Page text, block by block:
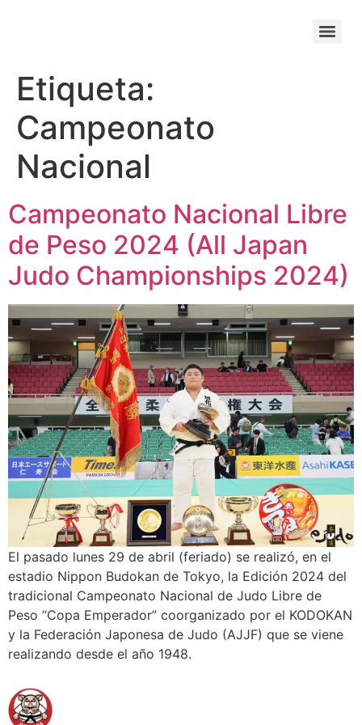
Etiqueta:
Campeonato
Nacional
Campeonato Nacional Libre
de Peso 2024 (All Japan
Judo Championships 2024)
El pasado lunes 29 de abril (feriado) se realizó, en el
estadio Nippon Budokan de Tokyo, la Edición 2024 del
tradicional Campeonato Nacional de Judo Libre de
Peso “Copa Emperador” coorganizado por el KODOKAN
y la Federación Japonesa de Judo (AJJF) que se viene
realizando desde el año 1948.